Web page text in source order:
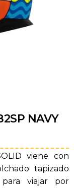
NAVY
viene con
tapizado
viajar por